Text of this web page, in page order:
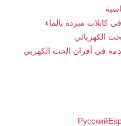
مبردة بالماء
الكهربائي
في أفران الحث الكهربي
Русский